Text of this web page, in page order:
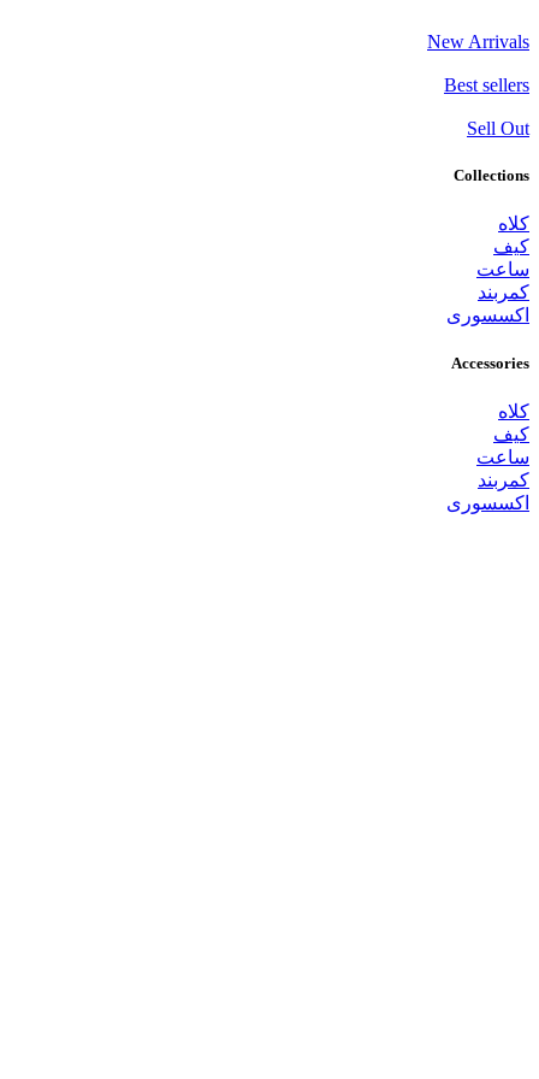
New Arrivals
Best sellers
Sell Out
Collections
کلاه
کیف
ساعت
کمربند
اکسسوری
Accessories
کلاه
کیف
ساعت
کمربند
اکسسوری